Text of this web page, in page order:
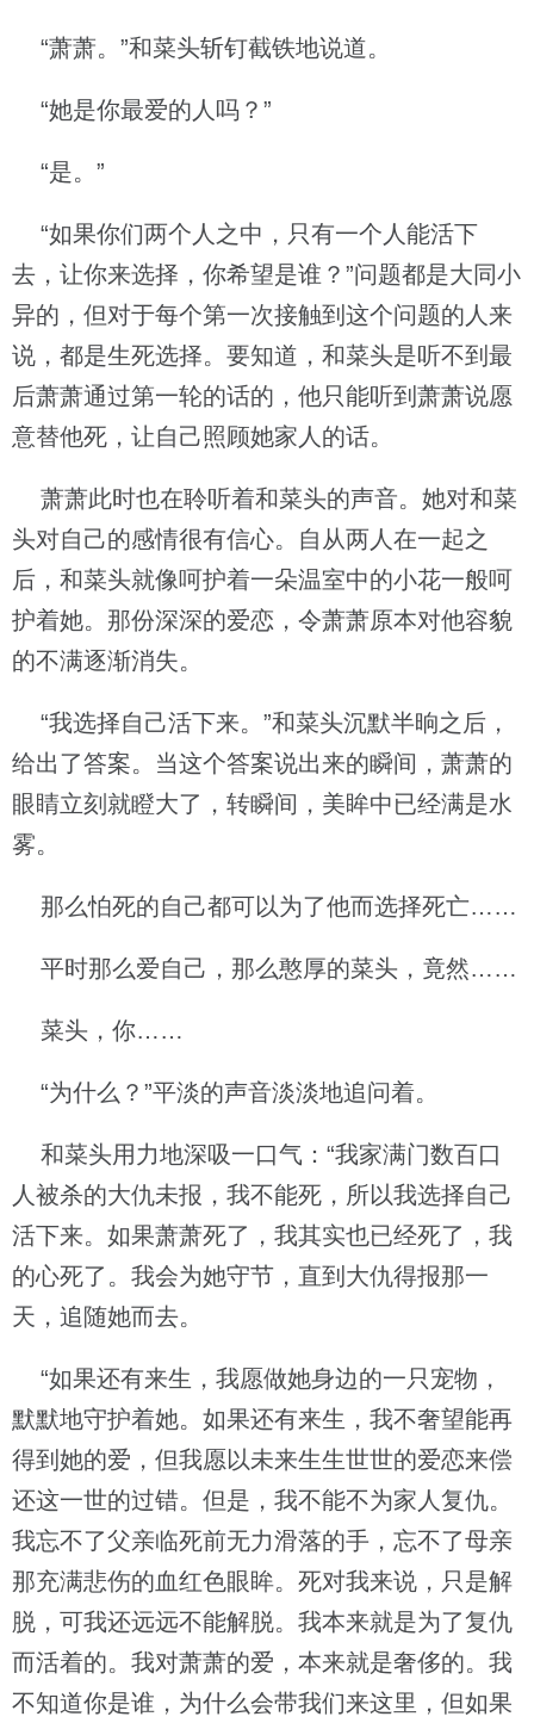
“萧萧。”和菜头斩钉截铁地说道。
“她是你最爱的人吗？”
“是。”
“如果你们两个人之中，只有一个人能活下
去，让你来选择，你希望是谁？”问题都是大同小
异的，但对于每个第一次接触到这个问题的人来
说，都是生死选择。要知道，和菜头是听不到最
后萧萧通过第一轮的话的，他只能听到萧萧说愿
意替他死，让自己照顾她家人的话。
萧萧此时也在聆听着和菜头的声音。她对和菜
头对自己的感情很有信心。自从两人在一起之
后，和菜头就像呵护着一朵温室中的小花一般呵
护着她。那份深深的爱恋，令萧萧原本对他容貌
的不满逐渐消失。
“我选择自己活下来。”和菜头沉默半晌之后，
给出了答案。当这个答案说出来的瞬间，萧萧的
眼睛立刻就瞪大了，转瞬间，美眸中已经满是水
雾。
那么怕死的自己都可以为了他而选择死亡……
平时那么爱自己，那么憨厚的菜头，竟然……
菜头，你……
“为什么？”平淡的声音淡淡地追问着。
和菜头用力地深吸一口气：“我家满门数百口
人被杀的大仇未报，我不能死，所以我选择自己
活下来。如果萧萧死了，我其实也已经死了，我
的心死了。我会为她守节，直到大仇得报那一
天，追随她而去。
“如果还有来生，我愿做她身边的一只宠物，
默默地守护着她。如果还有来生，我不奢望能再
得到她的爱，但我愿以未来生生世世的爱恋来偿
还这一世的过错。但是，我不能不为家人复仇。
我忘不了父亲临死前无力滑落的手，忘不了母亲
那充满悲伤的血红色眼眸。死对我来说，只是解
脱，可我还远远不能解脱。我本来就是为了复仇
而活着的。我对萧萧的爱，本来就是奢侈的。我
不知道你是谁，为什么会带我们来这里，但如果